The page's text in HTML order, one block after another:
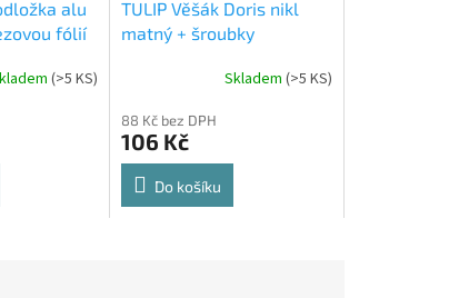
alu
fólií
(>5 KS)
TULIP Věšák Doris nikl
matný + šroubky
produktu
je
5,0
5
Skladem(>5 KS)
88 Kč bez DPH
106 Kč
Do košíku